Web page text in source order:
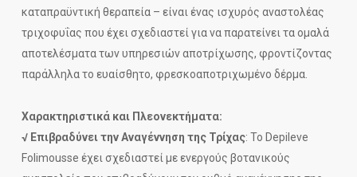
καταπραϋντική θεραπεία – είναι ένας ισχυρός αναστολέας
τριχοφυΐας που έχει σχεδιαστεί για να παρατείνει τα ομαλά
αποτελέσματα των υπηρεσιών αποτρίχωσης, φροντίζοντας
παράλληλα το ευαίσθητο, φρεσκοαποτριχωμένο δέρμα.
Χαρακτηριστικά και Πλεονεκτήματα:
√ Επιβραδύνει την Αναγέννηση της Τρίχας: Το Depileve
Folimousse έχει σχεδιαστεί με ενεργούς βοτανικούς